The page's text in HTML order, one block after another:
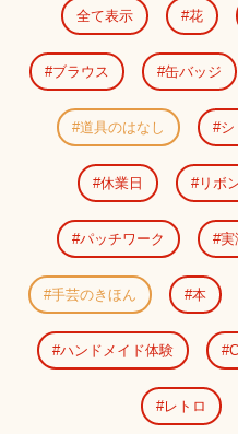
全て表示 花
ブラウス 缶バッジ
道具のはなし シ
休業日 リボ
パッチワーク 実
手芸のきほん 本
ハンドメイド体験
レトロ